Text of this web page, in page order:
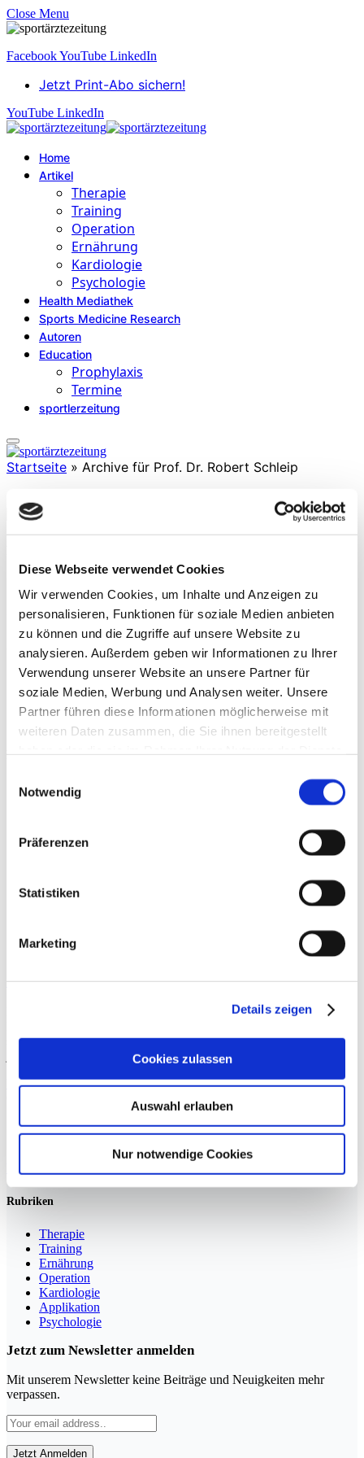
Diese Webseite verwendet Cookies
Wir verwenden Cookies, um Inhalte und Anzeigen zu
personalisieren, Funktionen für soziale Medien anbieten
zu können und die Zugriffe auf unsere Website zu
analysieren. Außerdem geben wir Informationen zu Ihrer
Verwendung unserer Website an unsere Partner für
soziale Medien, Werbung und Analysen weiter. Unsere
Partner führen diese Informationen möglicherweise mit
weiteren Daten zusammen, die Sie ihnen bereitgestellt
Notwendig
Präferenzen
Statistiken
Marketing
Details zeigen
Cookies zulassen
Auswahl erlauben
Nur notwendige Cookies
Close Menu
FacebookYouTube LinkedIn
Jetzt Print-Abo sichern!
YouTube LinkedIn
Home
Artikel
Therapie
Training
Operation
Ernährung
Kardiologie
Psychologie
Health Mediathek
Sports Medicine Research
Autoren
Education
Prophylaxis
Termine
sportlerzeitung
Startseite » Archive für Prof. Dr. Robert Schleip
» Direktor der Fascia Research Group (TU München & Univ. Ulm)
» Founding Director der Fascia Research Society
» Auszeichnung mit dem Vladimir Janda Award for Musculoskeletal
Medicine
(Stand 2026)
Beiträge
Stretching trifft Faszienforschung
Faszien waren lange das „Aschenputtel“ der muskuloskelettalen
seit der intensiveren Forschung der letzten 15 Jahre rücken sie
Weiterlesen »
Sportmedizin für Ärzte, Therapeuten und Trainer
Rubriken
Therapie
Training
Ernährung
Operation
Kardiologie
Applikation
Psychologie
Jetzt zum Newsletter anmelden
Mit unserem Newsletter keine Beiträge und Neuigkeiten mehr
verpassen.